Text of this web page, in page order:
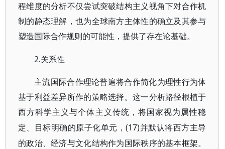
程维度的分析不仅尝试突破结构主义视角下对合作机
制的静态理解，也为全球南方主体性的确立及其参与
塑造国际合作规则的可能性，提供了存在论基础。
2.关系性
主流国际合作理论普遍将合作简化为理性行为体
基于利益差异所作的策略选择。这一分析路径根植于
西方科学主义与个体主义传统，将国家视为属性稳
定、目标明确的原子化单元，(17)并默认将西方主导
的政治、经济与文化结构作为国际秩序的基本框架。